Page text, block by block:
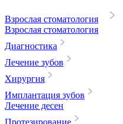
Взрослая стоматология
Взрослая стоматология
Диагностика
Лечение зубов
Хирургия
Имплантация зубов
Лечение десен
Протезирование